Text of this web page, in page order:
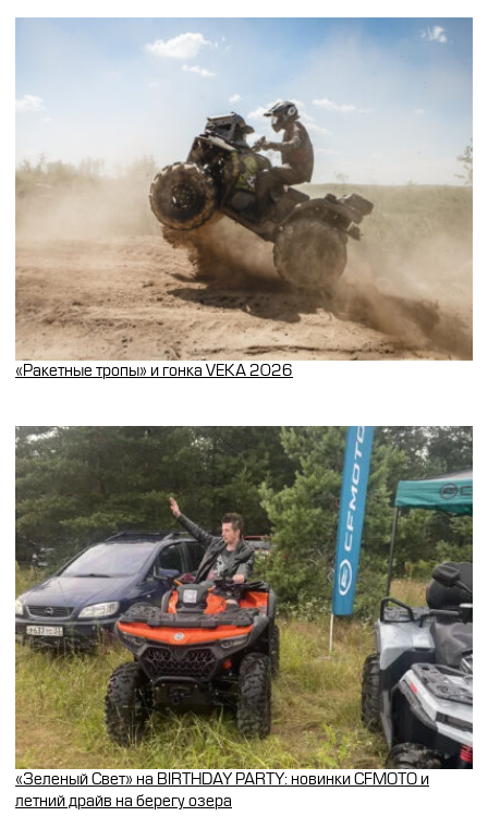
«Ракетные тропы» и гонка VEKA 2026
«Зеленый Свет» на BIRTHDAY PARTY: новинки CFMOTO и
летний драйв на берегу озера